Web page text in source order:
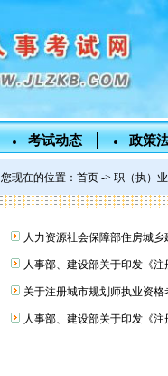
考试动态 政策
您现在的位置： 首页 -> 职（执）
人力资源社会保障部住房城
人事部、建设部关于印发《
关于注册城市规划师执业资
人事部、建设部关于印发《